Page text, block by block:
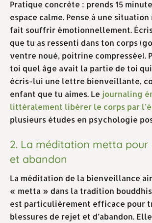
Pratique concrète : prends 15
espace calme. Pense à une situation
fait souffrir émotionnellement. Écris
que tu as ressenti dans ton corps
ventre noué, poitrine compressée).
toi quel âge avait la partie de toi
écris-lui une lettre bienveillante,
enfant que tu aimes. Le journaling
littéralement libérer le corps par
plusieurs études en psychologie
2. La méditation metta
et abandon
La méditation de la bienveillance
« metta » dans la tradition
est particulièrement efficace pour
blessures de rejet et d’abandon.